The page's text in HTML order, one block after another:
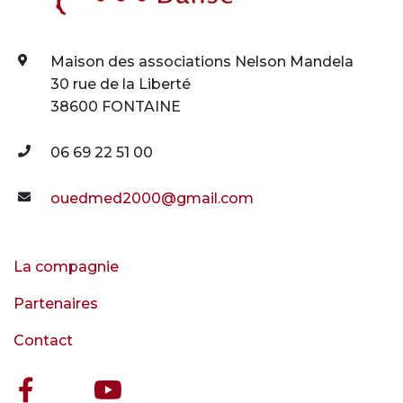
Maison des associations Nelson Mandela
30 rue de la Liberté
38600 FONTAINE
06 69 22 51 00
ouedmed2000@gmail.com
La compagnie
Partenaires
Contact